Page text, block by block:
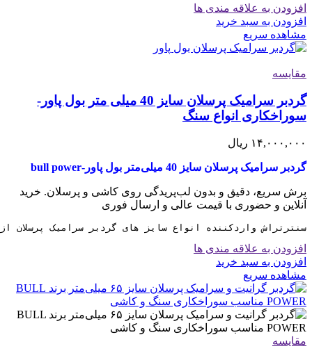
افزودن به علاقه مندی ها
افزودن به سبد خرید
مشاهده سریع
مقایسه
گردبر سرامیک پرسلان سایز 40 میلی متر بول پاور-
سوراخکاری انواع سنگ
۱۴,۰۰۰,۰۰۰ ریال
گردبر سرامیک پرسلان سایز 40 میلی‌متر بول پاور-bull power
برش سریع، دقیق و بدون لب‌پریدگی روی کاشی و پرسلان. خرید
آنلاین و حضوری با قیمت عالی و ارسال فوری
سنترتراش واردکننده انواع سایز های گردبر سرامیک پرسلان از سایز 6 تا 130 میلی
افزودن به علاقه مندی ها
افزودن به سبد خرید
مشاهده سریع
مقایسه